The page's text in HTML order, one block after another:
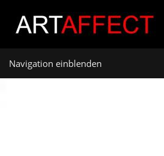
Navigation einblenden